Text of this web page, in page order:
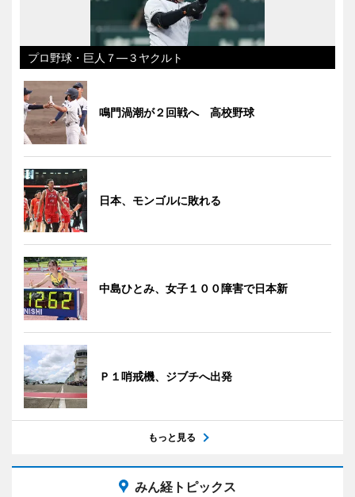
プロ野球・巨人７―３ヤクルト
鳴門渦潮が２回戦へ 高校野球
日本、モンゴルに敗れる
中島ひとみ、女子１００障害で日本新
Ｐ１哨戒機、ジブチへ出発
もっと見る
みん経トピックス